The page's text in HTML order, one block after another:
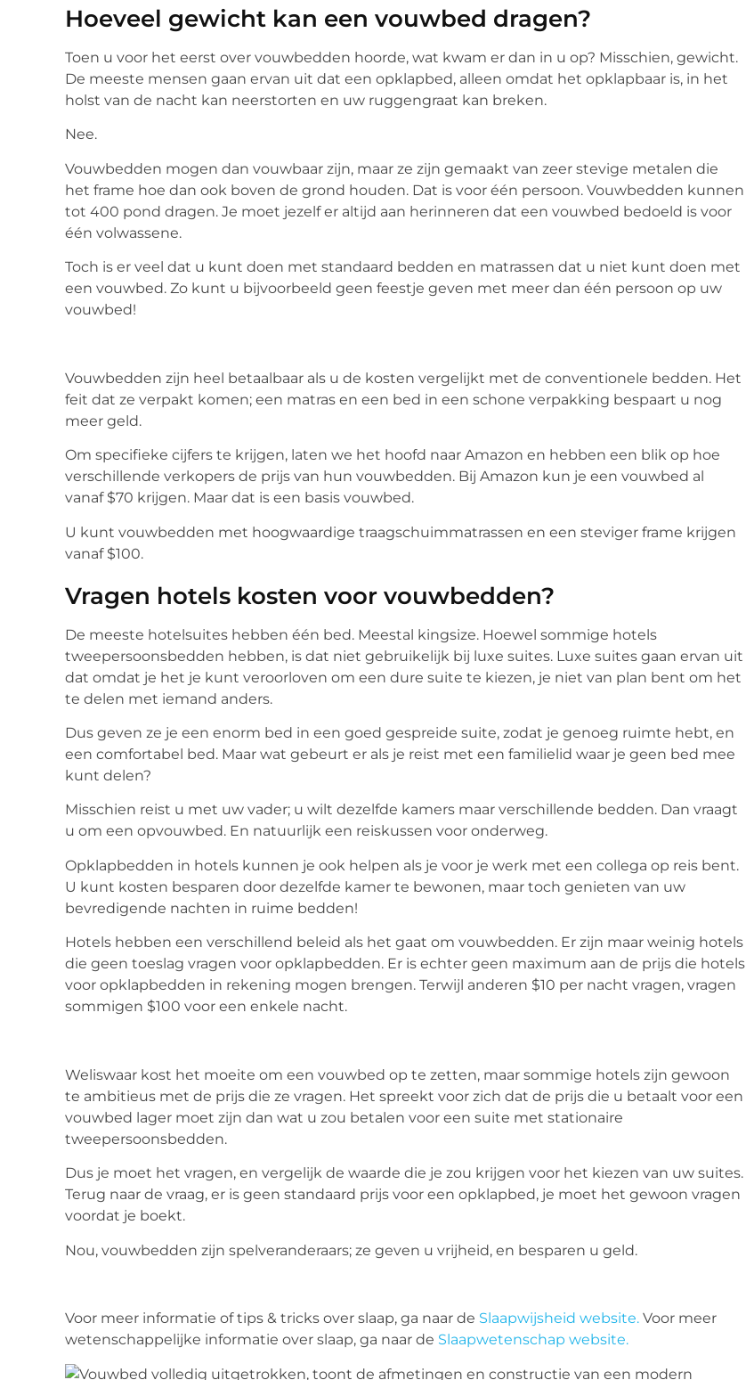
Hoeveel gewicht kan een vouwbed dragen?
Toen u voor het eerst over vouwbedden hoorde, wat kwam er dan in u op? Misschien, gewicht.
De meeste mensen gaan ervan uit dat een opklapbed, alleen omdat het opklapbaar is, in het
holst van de nacht kan neerstorten en uw ruggengraat kan breken.
Nee.
Vouwbedden mogen dan vouwbaar zijn, maar ze zijn gemaakt van zeer stevige metalen die
het frame hoe dan ook boven de grond houden. Dat is voor één persoon. Vouwbedden kunnen
tot 400 pond dragen. Je moet jezelf er altijd aan herinneren dat een vouwbed bedoeld is voor
één volwassene.
Toch is er veel dat u kunt doen met standaard bedden en matrassen dat u niet kunt doen met
een vouwbed. Zo kunt u bijvoorbeeld geen feestje geven met meer dan één persoon op uw
vouwbed!
Vouwbedden zijn heel betaalbaar als u de kosten vergelijkt met de conventionele bedden. Het
feit dat ze verpakt komen; een matras en een bed in een schone verpakking bespaart u nog
meer geld.
Om specifieke cijfers te krijgen, laten we het hoofd naar Amazon en hebben een blik op hoe
verschillende verkopers de prijs van hun vouwbedden. Bij Amazon kun je een vouwbed al
vanaf $70 krijgen. Maar dat is een basis vouwbed.
U kunt vouwbedden met hoogwaardige traagschuimmatrassen en een steviger frame krijgen
vanaf $100.
Vragen hotels kosten voor vouwbedden?
De meeste hotelsuites hebben één bed. Meestal kingsize. Hoewel sommige hotels
tweepersoonsbedden hebben, is dat niet gebruikelijk bij luxe suites. Luxe suites gaan ervan uit
dat omdat je het je kunt veroorloven om een dure suite te kiezen, je niet van plan bent om het
te delen met iemand anders.
Dus geven ze je een enorm bed in een goed gespreide suite, zodat je genoeg ruimte hebt, en
een comfortabel bed. Maar wat gebeurt er als je reist met een familielid waar je geen bed mee
kunt delen?
Misschien reist u met uw vader; u wilt dezelfde kamers maar verschillende bedden. Dan vraagt
u om een opvouwbed. En natuurlijk een reiskussen voor onderweg.
Opklapbedden in hotels kunnen je ook helpen als je voor je werk met een collega op reis bent.
U kunt kosten besparen door dezelfde kamer te bewonen, maar toch genieten van uw
bevredigende nachten in ruime bedden!
Hotels hebben een verschillend beleid als het gaat om vouwbedden. Er zijn maar weinig hotels
die geen toeslag vragen voor opklapbedden. Er is echter geen maximum aan de prijs die hotels
voor opklapbedden in rekening mogen brengen. Terwijl anderen $10 per nacht vragen, vragen
sommigen $100 voor een enkele nacht.
Weliswaar kost het moeite om een vouwbed op te zetten, maar sommige hotels zijn gewoon
te ambitieus met de prijs die ze vragen. Het spreekt voor zich dat de prijs die u betaalt voor een
vouwbed lager moet zijn dan wat u zou betalen voor een suite met stationaire
tweepersoonsbedden.
Dus je moet het vragen, en vergelijk de waarde die je zou krijgen voor het kiezen van uw suites.
Terug naar de vraag, er is geen standaard prijs voor een opklapbed, je moet het gewoon vragen
voordat je boekt.
Nou, vouwbedden zijn spelveranderaars; ze geven u vrijheid, en besparen u geld.
Voor meer informatie of tips & tricks over slaap, ga naar de Slaapwijsheid website. Voor meer
wetenschappelijke informatie over slaap, ga naar de Slaapwetenschap website.